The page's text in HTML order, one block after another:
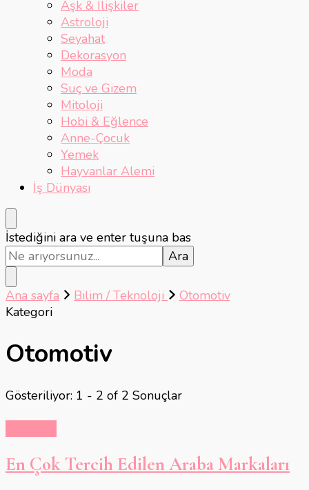
Aşk & İlişkiler
Astroloji
Seyahat
Dekorasyon
Moda
Suç ve Gizem
Mitoloji
Hobi & Eğlence
Anne-Çocuk
Yemek
Hayvanlar Alemi
İş Dünyası
Bir
şey
mi
arıyorsunuz?
İstediğini ara ve enter tuşuna bas
Ana sayfa Bilim / Teknoloji
Otomotiv
Kategori
Otomotiv
Gösteriliyor: 1 - 2 of 2 Sonuçlar
En Çok Tercih Edilen Araba Markaları